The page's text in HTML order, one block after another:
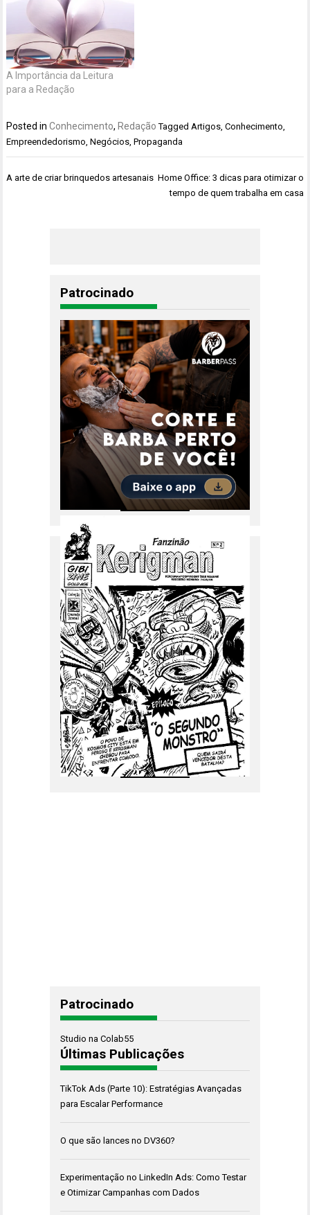
A Importância da Leitura
para a Redação
Posted inConhecimento, Redação Tagged Artigos ,Conhecimento
Empreendedorismo ,Negócios ,Propaganda
Navegação
A arte de criar brinquedos artesanais Home Office: 3 dicas para otimizar o
tempo de quem trabalha em casa
Patrocinado
Patrocinado
Studio na Colab55
Últimas Publicações
TikTok Ads (Parte 10): Estratégias Avançadas
para Escalar Performance
O que são lances no DV360?
Experimentação no LinkedIn Ads: Como Testar
e Otimizar Campanhas com Dados